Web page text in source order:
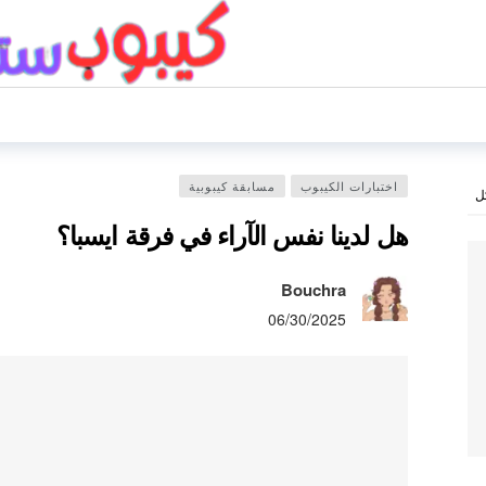
اختبارات الكيبوب مسابقة كيبوبية
هل لدينا نفس الآراء في فرقة ايسبا؟
Bouchra
06/30/2025